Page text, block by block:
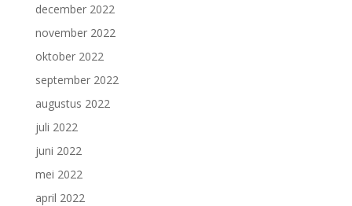
december 2022
november 2022
oktober 2022
september 2022
augustus 2022
juli 2022
juni 2022
mei 2022
april 2022